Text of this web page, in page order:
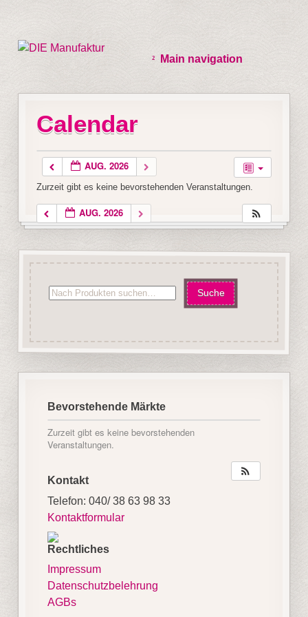
Main navigation
Calendar
AUG. 2026
Zurzeit gibt es keine bevorstehenden Veranstaltungen.
AUG. 2026
Bevorstehende Märkte
Zurzeit gibt es keine bevorstehenden
Veranstaltungen.
Kontakt
Telefon: 040/ 38 63 98 33
Kontaktformular
Rechtliches
Impressum
Datenschutzbelehrung
AGBs